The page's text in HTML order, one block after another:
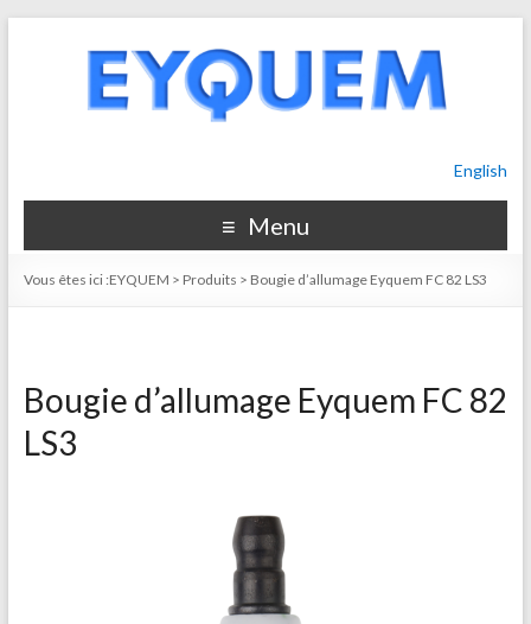
English
Menu
Vous êtes ici :EYQUEM > Produits > Bougie d’allumage Eyquem FC 82 LS3
Bougie d’allumage Eyquem FC 82
LS3